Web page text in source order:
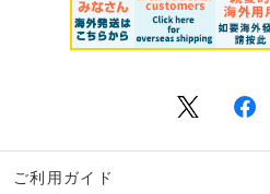
ご利用ガイド